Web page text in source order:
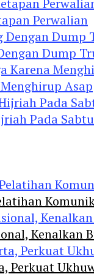
Perwalian
Dump
Asap
Pada
Kenalkan
Perkuat